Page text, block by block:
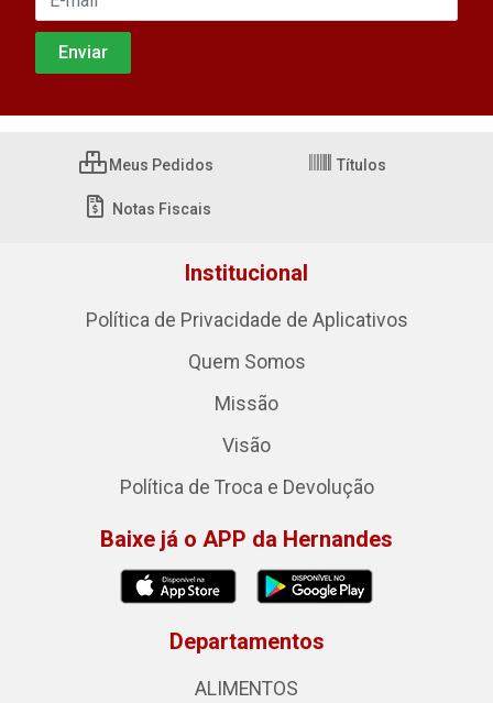
Meus Pedidos Títulos
Notas Fiscais
Institucional
Política de Privacidade de Aplicativos
Quem Somos
Missão
Visão
Política de Troca e Devolução
Baixe já o APP da Hernandes
Departamentos
ALIMENTOS